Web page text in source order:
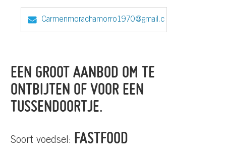
EEN GROOT AANBOD OM TE
ONTBIJTEN OF VOOR EEN
TUSSENDOORTJE.
Soort voedsel: FASTFOOD
Carmenmorachamorro1970@gmail.c